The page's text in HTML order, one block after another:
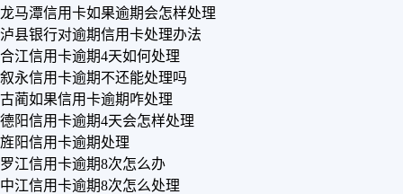
龙马潭信用卡如果逾期会怎样处理
泸县银行对逾期信用卡处理办法
合江信用卡逾期4天如何处理
叙永信用卡逾期不还能处理吗
古蔺如果信用卡逾期咋处理
德阳信用卡逾期4天会怎样处理
旌阳信用卡逾期处理
罗江信用卡逾期8次怎么办
中江信用卡逾期8次怎么处理